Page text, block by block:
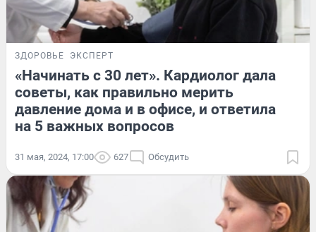
ЗДОРОВЬЕ ЭКСПЕРТ
«Начинать с 30 лет». Кардиолог дала
советы, как правильно мерить
давление дома и в офисе, и ответила
на 5 важных вопросов
31 мая, 2024, 17:00 627 Обсудить